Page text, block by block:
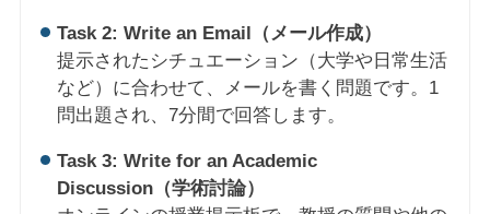
Task 2: Write an Email（メール作成）
提示されたシチュエーション（大学や日常生活
など）に合わせて、メールを書く問題です。1
問出題され、7分間で回答します。
Task 3: Write for an Academic
Discussion（学術討論）